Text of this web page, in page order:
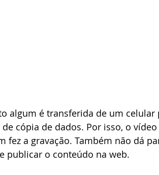
algum é transferida de um
cópia de dados. Por isso, o
fez a gravação. Também não dá
publicar o conteúdo na web.